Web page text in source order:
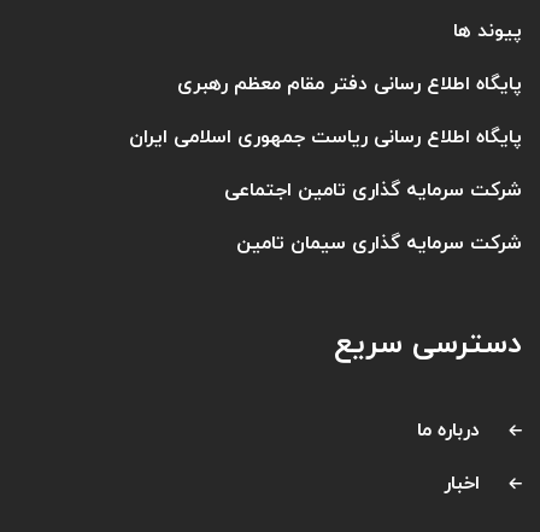
پیوند ها
پایگاه اطلاع رسانی دفتر مقام معظم رهبری
پایگاه اطلاع رسانی ریاست جمهوری اسلامی ایران
شرکت سرمایه گذاری تامین اجتماعی
شرکت سرمایه گذاری سیمان تامین
دسترسی سریع
درباره ما
اخبار